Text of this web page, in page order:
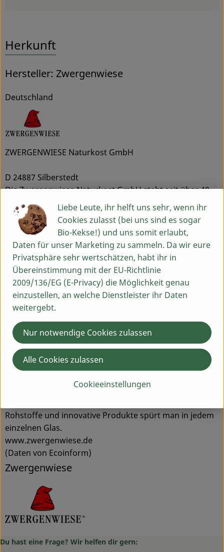
Herkunft
Hersteller: Zwergenwiese
Deutschland
ZWERGENWIESE Naturkost GmbH
D 24887 Silberstedt
Die Zwergenwiese Naturkost GmbH steht seit über 40
Jahren für liebevoll und sorgfältig hergestellte Bio-
Lebensmittel.
Aus eigener Entwicklung und in eigener Produktion
entstehen pikante und fruchtige Brotaufstriche, Senfe,
Tomatensaucen und Fertiggerichte für den Biohandel.
Alles unter dem Zeichen der roten Zwergenmütze.
Seit Gründung spielt die Stärkung des Bio-Landbaus
und die Erhaltung der Sortenvielfalt für Zwergenwiese
eine große Rolle beim Einkauf der kontrolliert
biologischen Rohstoffe.
Kurze Wege, zuverlässige Vertragspartner, die
Förderung des regionalen Bio-Landbaus und ein enger
Kontakt zu den Lieferanten spielen bei der Auswahl der
Bio-Bauern eine entscheidende Rolle.
entwickelt und mit viel Liebe und Sorgfalt im eigenen
Rohstoffe und innovative Produkte spürt man in jedem
einzelnen Glas.
www.zwergenwiese.de
(Daten von Ecoinform)
Zwergenwiese
Du hast eine Frage? Wir helfen dir gern:
Liebe Leute, ihr helft uns sehr, wenn ihr
Cookies zulasst (bei uns sind es sogar
Bio-Kekse!) und uns somit erlaubt,
Daten für unser Marketing zu sammeln. Da wir eure
Privatsphäre sehr wertschätzen, habt ihr in
Übereinstimmung mit der EU-Richtlinie
2009/136/EG (E-Privacy) die Möglichkeit genau
einzustellen, an welche Dienstleister ihr Daten
weitergebt.
Cookieeinstellungen
Nur notwendige Cookies zulassen
Alle Cookies zulassen